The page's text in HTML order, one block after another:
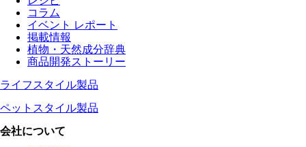
コラム
イベント レポート
掲載情報
植物・天然成分辞典
商品開発ストーリー
ライフスタイル製品
ペットスタイル製品
会社について